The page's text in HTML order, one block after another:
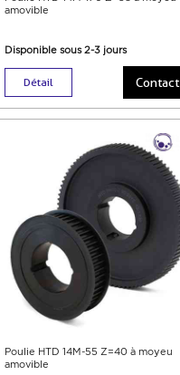
amovible
Disponible sous 2-3 jours
Détail Contact
Poulie HTD 14M-55 Z=40 à moyeu
amovible